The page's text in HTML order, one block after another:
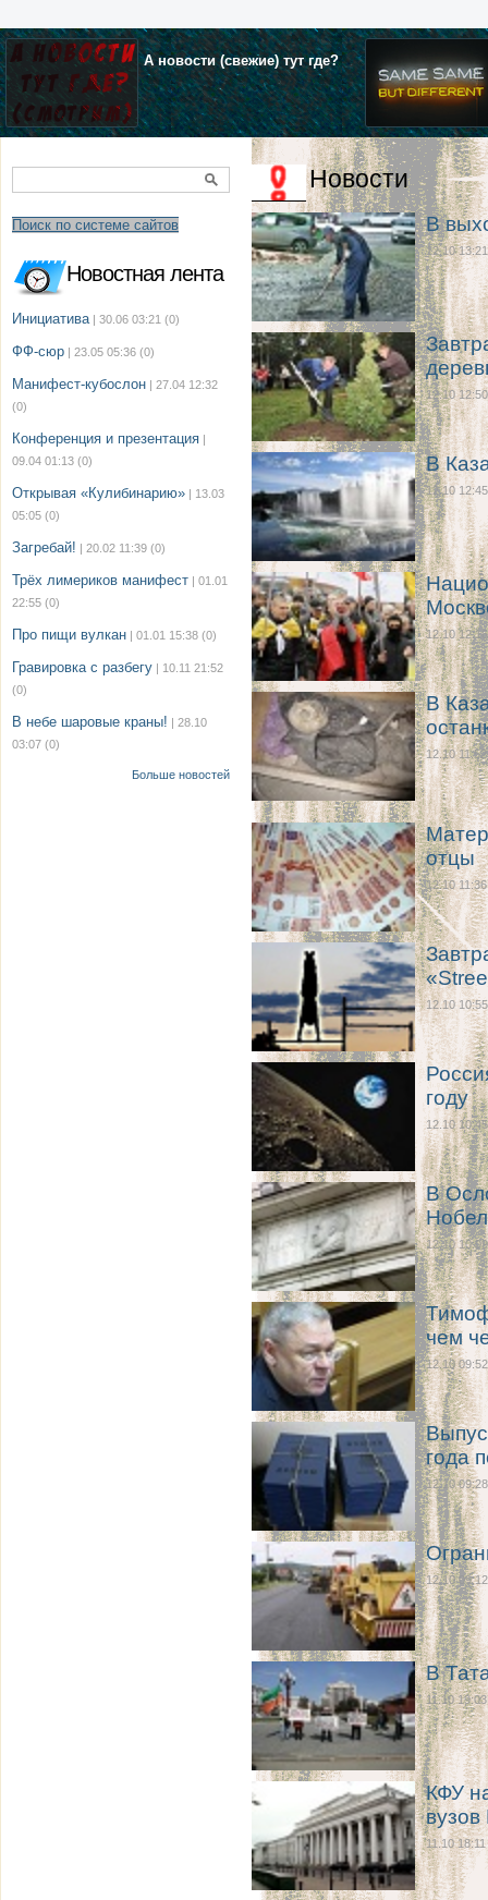
А новости (свежие) тут где?
Поиск по системе сайтов
Новостная лента
Инициатива | 30.06 03:21 (0)
ФФ-сюр | 23.05 05:36 (0)
Манифест-кубослон | 27.04 12:32
(0)
Конференция и презентация |
09.04 01:13 (0)
Открывая «Кулибинарию» | 13.03
05:05 (0)
Загребай! | 20.02 11:39 (0)
Трёх лимериков манифест | 01.01
22:55 (0)
Про пищи вулкан | 01.01 15:38 (0)
Гравировка с разбегу | 10.11 21:52
(0)
В небе шаровые краны! | 28.10
03:07 (0)
Больше новостей
Новости
В
12.10 13:21
12.10 12:50
В
12.10 12:45
12.10 12:16
В
12.10 11:52
отцы
12.10 11:36
12.10 10:55
году
12.10 10:45
В
12.10 10:09
чем
12.10 09:52
года
12.10 09:28
12.10 09:12
В
11.10 19:03
КФУ
вузов
11.10 18:11